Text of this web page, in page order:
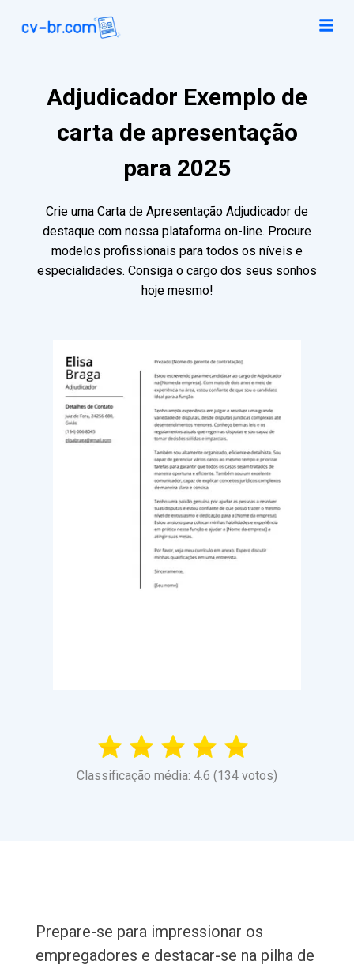
Adjudicador Exemplo de
carta de apresentação
para 2025
Crie uma Carta de Apresentação Adjudicador de
destaque com nossa plataforma on-line. Procure
modelos profissionais para todos os níveis e
especialidades. Consiga o cargo dos seus sonhos
hoje mesmo!
Classificação média: 4.6 (134 votos)
Prepare-se para impressionar os
empregadores e destacar-se na pilha de